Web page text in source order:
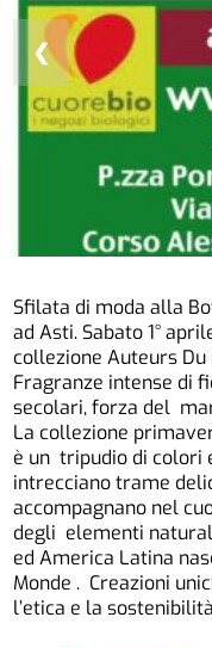
❮
Sfilata di moda alla
ad Asti. Sabato 1°
collezione Auteurs
Fragranze intense di
secolari, forza del
La collezione
è un tripudio di colori
intrecciano trame
accompagnano nel
degli elementi
ed America Latina
Monde . Creazioni
l’etica e la